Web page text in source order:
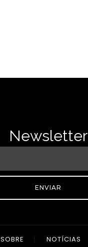
Newsletter
ENVIAR
SOBRE NOTÍCIAS